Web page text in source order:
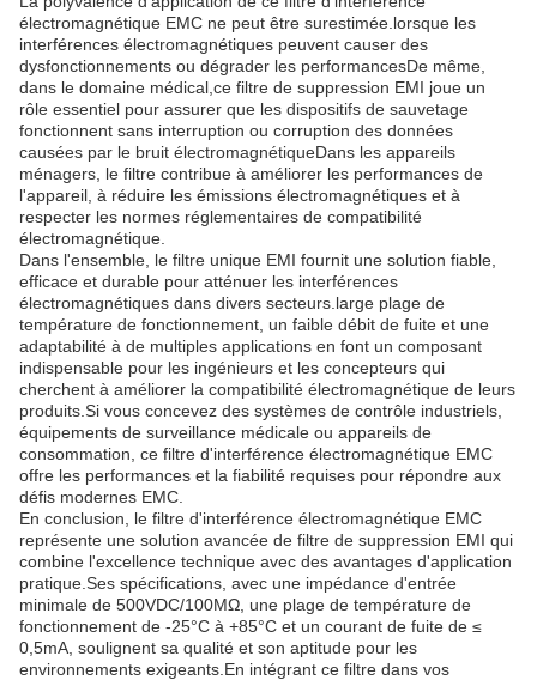
électromagnétique EMC ne peut être surestimée.lorsque les
interférences électromagnétiques peuvent causer des
dysfonctionnements ou dégrader les performancesDe même,
dans le domaine médical,ce filtre de suppression EMI joue un
rôle essentiel pour assurer que les dispositifs de sauvetage
fonctionnent sans interruption ou corruption des données
causées par le bruit électromagnétiqueDans les appareils
ménagers, le filtre contribue à améliorer les performances de
l'appareil, à réduire les émissions électromagnétiques et à
respecter les normes réglementaires de compatibilité
électromagnétique.
Dans l'ensemble, le filtre unique EMI fournit une solution fiable,
efficace et durable pour atténuer les interférences
électromagnétiques dans divers secteurs.large plage de
température de fonctionnement, un faible débit de fuite et une
adaptabilité à de multiples applications en font un composant
indispensable pour les ingénieurs et les concepteurs qui
cherchent à améliorer la compatibilité électromagnétique de leurs
produits.Si vous concevez des systèmes de contrôle industriels,
équipements de surveillance médicale ou appareils de
consommation, ce filtre d'interférence électromagnétique EMC
offre les performances et la fiabilité requises pour répondre aux
défis modernes EMC.
En conclusion, le filtre d'interférence électromagnétique EMC
représente une solution avancée de filtre de suppression EMI qui
combine l'excellence technique avec des avantages d'application
pratique.Ses spécifications, avec une impédance d'entrée
minimale de 500VDC/100MΩ, une plage de température de
fonctionnement de -25°C à +85°C et un courant de fuite de ≤
0,5mA, soulignent sa qualité et son aptitude pour les
environnements exigeants.En intégrant ce filtre dans vos